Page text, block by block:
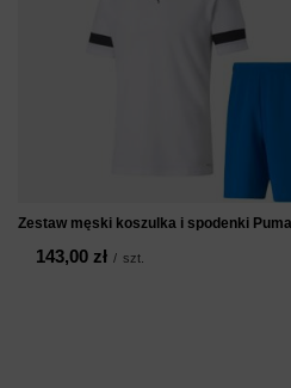
Zestaw męski koszulka i spodenki
143,00 zł / szt.